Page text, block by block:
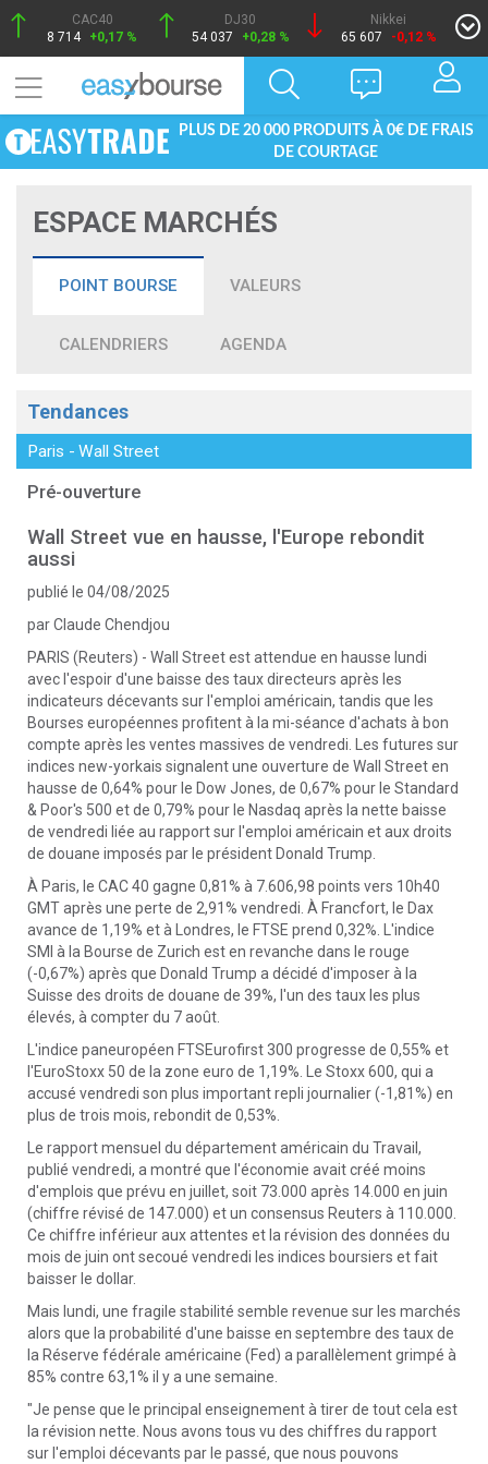
CAC40
8 714 +0,17 %
DJ30
54 037
+0,28 %
Nikkei
65 607
-0,12 %
PLUS DE 20 000 PRODUITS À 0€ DE FRAIS
DE COURTAGE
ESPACE MARCHÉS
POINT BOURSE VALEURS
CALENDRIERS AGENDA
Tendances
Paris - Wall Street
Pré-ouverture
Wall Street vue en hausse, l'Europe rebondit
aussi
publié le 04/08/2025
par Claude Chendjou
PARIS (Reuters) - Wall Street est attendue en hausse lundi
avec l'espoir d'une baisse des taux directeurs après les
indicateurs décevants sur l'emploi américain, tandis que les
Bourses européennes profitent à la mi-séance d'achats à bon
compte après les ventes massives de vendredi. Les futures sur
indices new-yorkais signalent une ouverture de Wall Street en
hausse de 0,64% pour le Dow Jones, de 0,67% pour le Standard
& Poor's 500 et de 0,79% pour le Nasdaq après la nette baisse
de vendredi liée au rapport sur l'emploi américain et aux droits
de douane imposés par le président Donald Trump.
À Paris, le CAC 40 gagne 0,81% à 7.606,98 points vers 10h40
GMT après une perte de 2,91% vendredi. À Francfort, le Dax
avance de 1,19% et à Londres, le FTSE prend 0,32%. L'indice
SMI à la Bourse de Zurich est en revanche dans le rouge
(-0,67%) après que Donald Trump a décidé d'imposer à la
Suisse des droits de douane de 39%, l'un des taux les plus
élevés, à compter du 7 août.
L'indice paneuropéen FTSEurofirst 300 progresse de 0,55% et
l'EuroStoxx 50 de la zone euro de 1,19%. Le Stoxx 600, qui a
accusé vendredi son plus important repli journalier (-1,81%) en
plus de trois mois, rebondit de 0,53%.
Le rapport mensuel du département américain du Travail,
publié vendredi, a montré que l'économie avait créé moins
d'emplois que prévu en juillet, soit 73.000 après 14.000 en juin
(chiffre révisé de 147.000) et un consensus Reuters à 110.000.
Ce chiffre inférieur aux attentes et la révision des données du
mois de juin ont secoué vendredi les indices boursiers et fait
baisser le dollar.
Mais lundi, une fragile stabilité semble revenue sur les marchés
alors que la probabilité d'une baisse en septembre des taux de
la Réserve fédérale américaine (Fed) a parallèlement grimpé à
85% contre 63,1% il y a une semaine.
"Je pense que le principal enseignement à tirer de tout cela est
la révision nette. Nous avons tous vu des chiffres du rapport
sur l'emploi décevants par le passé, que nous pouvons